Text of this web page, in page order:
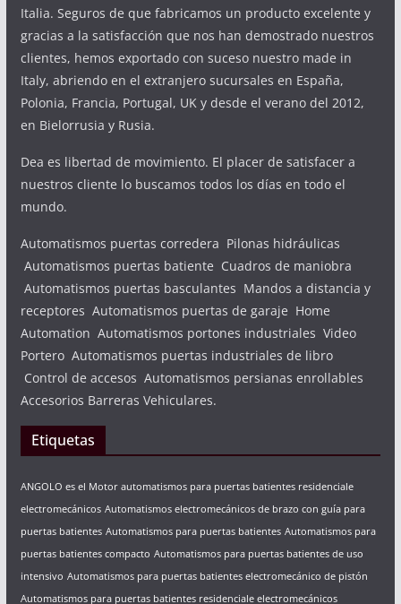
Italia. Seguros de que fabricamos un producto excelente y
gracias a la satisfacción que nos han demostrado nuestros
clientes, hemos exportado con suceso nuestro made in
Italy, abriendo en el extranjero sucursales en España,
Polonia, Francia, Portugal, UK y desde el verano del 2012,
en Bielorrusia y Rusia.
Dea es libertad de movimiento. El placer de satisfacer a
nuestros cliente lo buscamos todos los días en todo el
mundo.
Automatismos puertas corredera Pilonas hidráulicas
Automatismos puertas batiente Cuadros de maniobra
Automatismos puertas basculantes Mandos a distancia y
receptores Automatismos puertas de garaje Home
Automation Automatismos portones industriales Video
Portero Automatismos puertas industriales de libro
Control de accesos Automatismos persianas enrollables
Accesorios Barreras Vehiculares.
Etiquetas
ANGOLO es el Motor automatismos para puertas batientes residenciale
electromecánicos Automatismos electromecánicos de brazo con guía para
puertas batientes Automatismos para puertas batientes Automatismos para
puertas batientes compacto Automatismos para puertas batientes de uso
intensivo Automatismos para puertas batientes electromecánico de pistón
Automatismos para puertas batientes residenciale electromecánicos